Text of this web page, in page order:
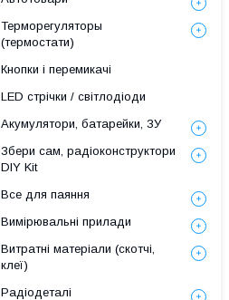
Терморегуляторы
(термостати)
Кнопки і перемикачі
LED стрічки / світлодіоди
Акумулятори, батарейки, ЗУ
Збери сам, радіоконструктори
DIY Kit
Все для паяння
Вимірювальні прилади
Витратні матеріали (скотчі,
клеї)
Радіодеталі